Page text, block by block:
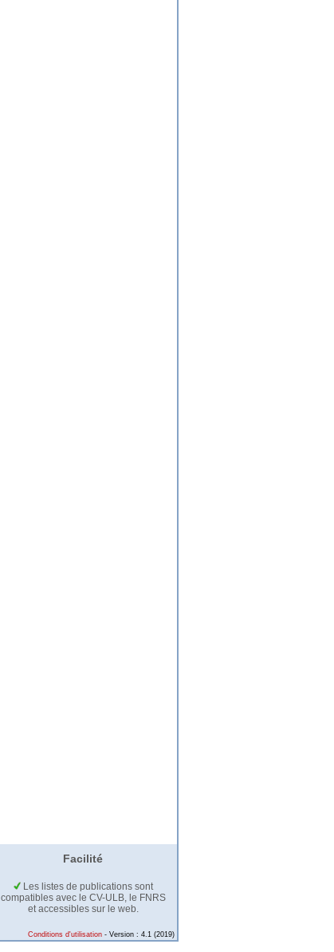
Facilité
Les listes de publications sont
compatibles avec le CV-ULB, le FNRS
et accessibles sur le web.
Conditions d'utilisation - Version : 4.1 (2019)